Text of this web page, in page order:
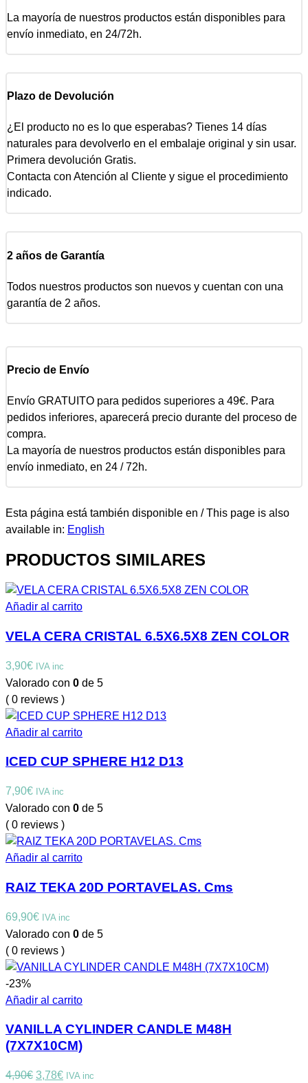
La mayoría de nuestros productos están disponibles para
envío inmediato, en 24/72h.
Plazo de Devolución
¿El producto no es lo que esperabas? Tienes 14 días
naturales para devolverlo en el embalaje original y sin usar.
Primera devolución Gratis.
Contacta con Atención al Cliente y sigue el procedimiento
indicado.
2 años de Garantía
Todos nuestros productos son nuevos y cuentan con una
garantía de 2 años.
Precio de Envío
Envío GRATUITO para pedidos superiores a 49€. Para
pedidos inferiores, aparecerá precio durante del proceso de
compra.
La mayoría de nuestros productos están disponibles para
envío inmediato, en 24 / 72h.
Esta página está también disponible en / This page is also
available in: English
PRODUCTOS SIMILARES
Añadir al carrito
VELA CERA CRISTAL 6.5X6.5X8 ZEN COLOR
3,90€ IVA inc
Valorado con 0 de 5
( 0 reviews )
Añadir al carrito
ICED CUP SPHERE H12 D13
7,90€ IVA inc
Valorado con 0 de 5
( 0 reviews )
Añadir al carrito
RAIZ TEKA 20D PORTAVELAS. Cms
69,90€ IVA inc
Valorado con 0 de 5
( 0 reviews )
-23%
Añadir al carrito
VANILLA CYLINDER CANDLE M48H
(7X7X10CM)
4,90€ 3,78€ IVA inc